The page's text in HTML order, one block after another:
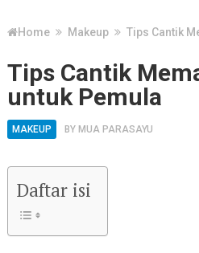
Home Makeup Tips Cantik
Tips Cantik
untuk Pemula
MAKEUP BY MUA PARASAYU
Daftar isi